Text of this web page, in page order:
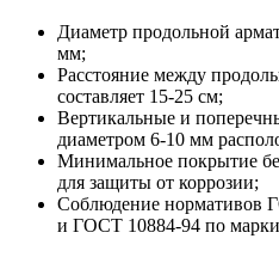
Диаметр продольной
мм;
Расстояние между
составляет 15-25 см;
Вертикальные и
диаметром 6-10 мм
Минимальное покрытие
для защиты от коррозии;
Соблюдение нормативов
и ГОСТ 10884-94 по